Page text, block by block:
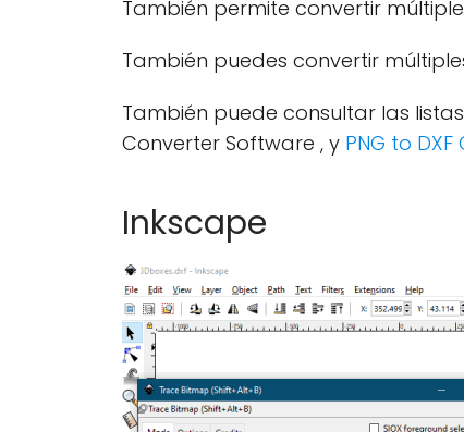
También permite convertir
También puedes convertir
También puede consultar las
Converter Software , y PNG to
Inkscape